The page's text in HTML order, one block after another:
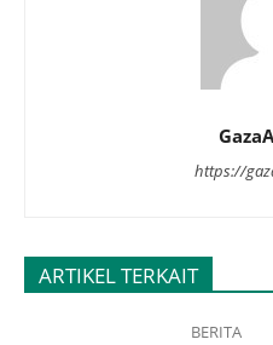
https://
ARTIKEL TERKAIT
BERITA